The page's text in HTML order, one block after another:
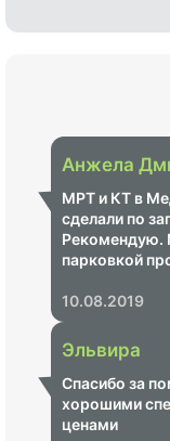
Анжела
МРТ и КТ в
сделали по
Рекомендую.
парковкой
10.08.2019
Эльвира
Спасибо за
хорошими
ценами